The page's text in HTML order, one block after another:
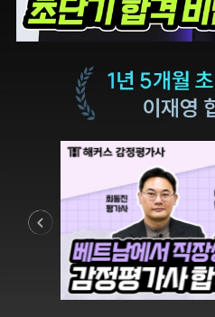
합격생 소*진님
해커스 강의는 타 학원
실무 강의와 달리 문제와
자료를 밀도있게
방법을 알려주십니다.
합격생 김*현님
Previous